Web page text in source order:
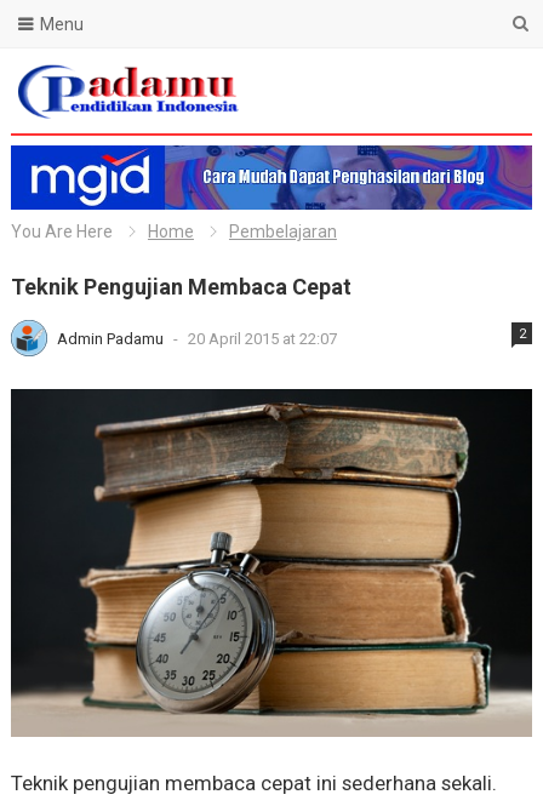
Blog Padamu
Menu
You Are Here Home Pembelajaran
Teknik Pengujian Membaca Cepat
Admin Padamu - 20 April 2015 at 22:07 2
Teknik pengujian membaca cepat ini sederhana sekali.